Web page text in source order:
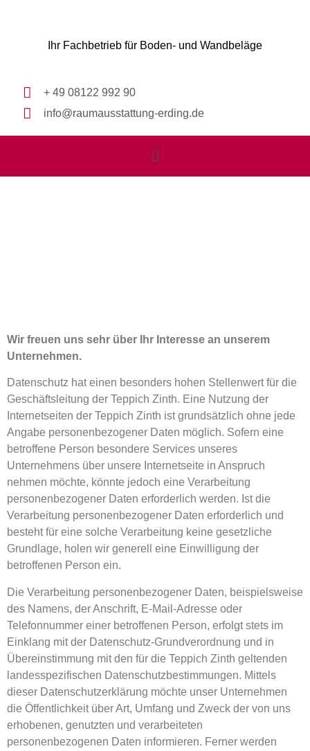
Ihr Fachbetrieb für Boden- und Wandbeläge
+ 49 08122 992 90
info@raumausstattung-erding.de
Wir freuen uns sehr über Ihr Interesse an unserem
Unternehmen.
Datenschutz hat einen besonders hohen Stellenwert für die
Geschäftsleitung der Teppich Zinth. Eine Nutzung der
Internetseiten der Teppich Zinth ist grundsätzlich ohne jede
Angabe personenbezogener Daten möglich. Sofern eine
betroffene Person besondere Services unseres
Unternehmens über unsere Internetseite in Anspruch
nehmen möchte, könnte jedoch eine Verarbeitung
personenbezogener Daten erforderlich werden. Ist die
Verarbeitung personenbezogener Daten erforderlich und
besteht für eine solche Verarbeitung keine gesetzliche
Grundlage, holen wir generell eine Einwilligung der
betroffenen Person ein.
Die Verarbeitung personenbezogener Daten, beispielsweise
des Namens, der Anschrift, E-Mail-Adresse oder
Telefonnummer einer betroffenen Person, erfolgt stets im
Einklang mit der Datenschutz-Grundverordnung und in
Übereinstimmung mit den für die Teppich Zinth geltenden
landesspezifischen Datenschutzbestimmungen. Mittels
dieser Datenschutzerklärung möchte unser Unternehmen
die Öffentlichkeit über Art, Umfang und Zweck der von uns
erhobenen, genutzten und verarbeiteten
personenbezogenen Daten informieren. Ferner werden